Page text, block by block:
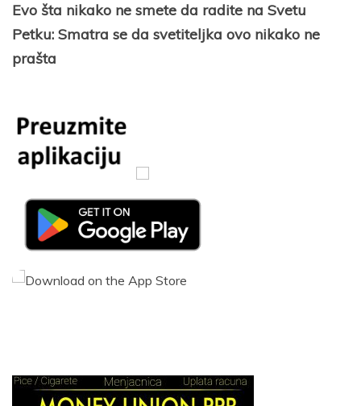
Evo šta nikako ne smete da radite na Svetu
Petku: Smatra se da svetiteljka ovo nikako ne
prašta